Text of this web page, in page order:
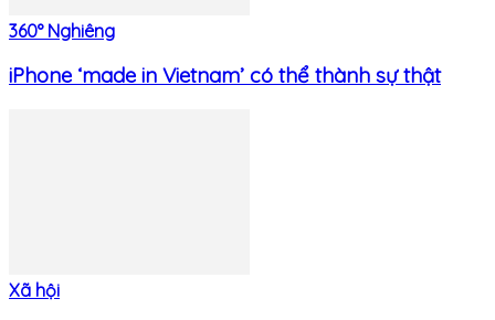
360° Nghiêng
iPhone ‘made in Vietnam’ có thể thành sự thật
Xã hội